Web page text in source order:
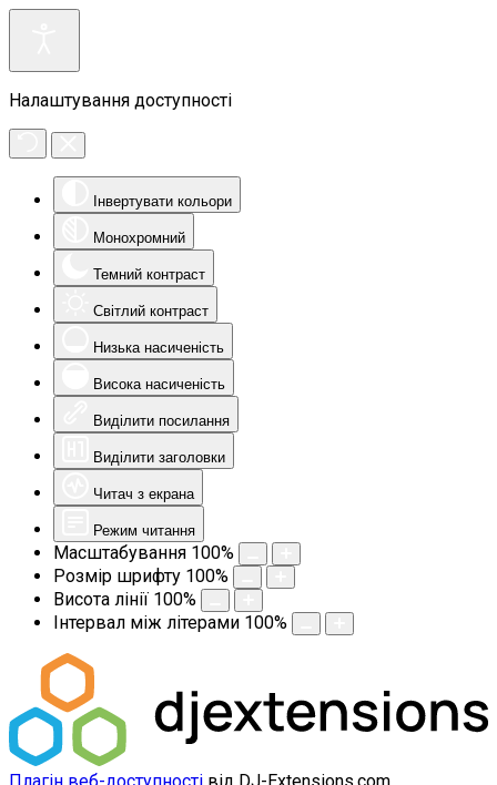
Налаштування доступності
Інвертувати кольори
Монохромний
Темний контраст
Світлий контраст
Низька насиченість
Висока насиченість
Виділити посилання
Виділити заголовки
Читач з екрана
Режим читання
Масштабування 100%
Розмір шрифту 100%
Висота лінії 100%
Інтервал між літерами 100%